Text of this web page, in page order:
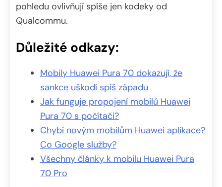
pohledu ovlivňují spíše jen kodeky od
Qualcommu.
Důležité odkazy:
Mobily Huawei Pura 70 dokazují, že
sankce uškodí spíš západu
Jak funguje propojení mobilů Huawei
Pura 70 s počítači?
Chybí novým mobilům Huawei aplikace?
Co Google služby?
Všechny články k mobilu Huawei Pura
70 Pro